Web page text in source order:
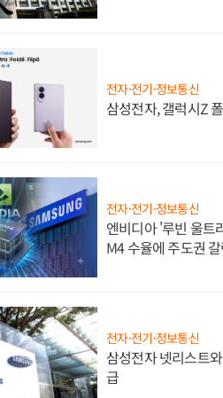
전자·전기·정보통신
삼성전자, 갤럭시Z
전자·전기·정보통신
엔비디아 '루빈 울트
M4 수율에 주도권
전자·전기·정보통신
삼성전자 넷리스트
급